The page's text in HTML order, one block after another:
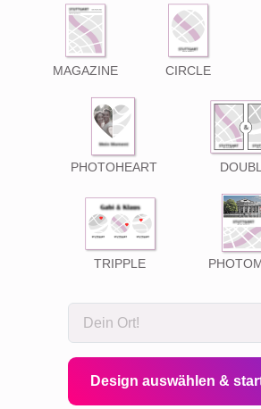
MAGAZINE CIRCLE
PHOTOHEART
TRIPPLE
Design auswählen &